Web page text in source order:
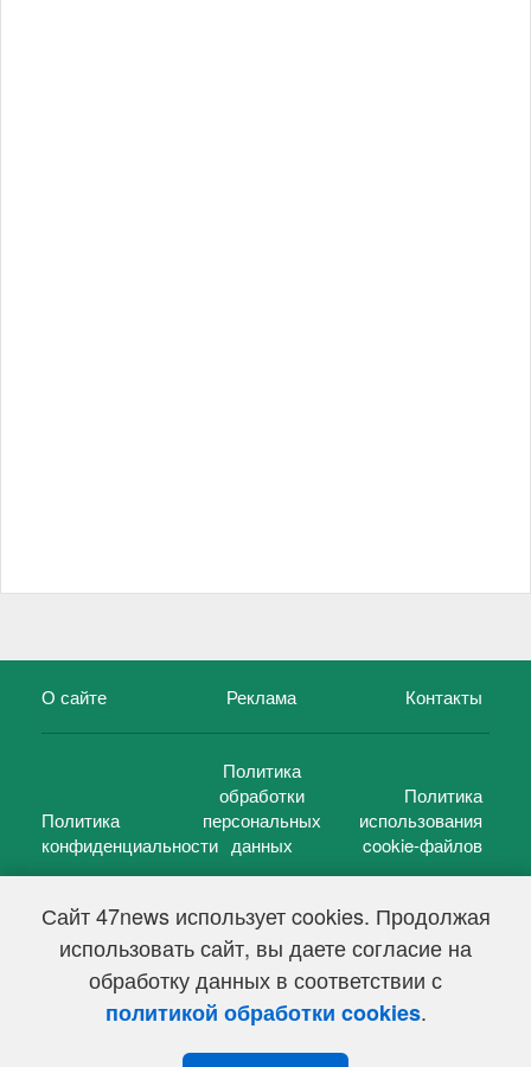
Сайт 47news использует cookies. Продолжая
использовать сайт, вы даете согласие на
обработку данных в соответствии с
политикой обработки cookies.
О сайте Реклама Контакты
Политика
конфиденциальности
Политика
обработки
персональных
данных
Политика
использования
cookie-файлов
47 новостей (47 news)2005 — 2026 г.
Свидетельство о регистрации СМИ Эл № ФС 77-39848, выдано
Федеральной службой по надзору в сфере связи,
информационных технологий и массовых коммуникаций